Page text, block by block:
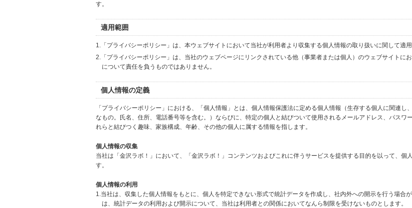
す。
適用範囲
1.「プライバシーポリシー」は、本ウェブサイトにおいて当社が利用者より収集する個人情報の取り扱いに関して適用
2.「プライバシーポリシー」は、当社のウェブページにリンクされている他（事業者または個人）のウェブサイトに
について責任を負うものではありません。
個人情報の定義
「プライバシーポリシー」における、「個人情報」とは、個人情報保護法に定める個人情報（生存する個人に関連し
なもの。氏名、住所、電話番号等を含む。）ならびに、特定の個人と結びついて使用されるメールアドレス、パスワ
れらと結びつく趣味、家族構成、年齢、その他の個人に属する情報を指します。
個人情報の収集
当社は「金沢ラボ！」において、「金沢ラボ！」コンテンツおよびこれに伴うサービスを提供する目的を以って、個
す。
個人情報の利用
1.当社は、収集した個人情報をもとに、個人を特定できない形式で統計データを作成し、社内外への開示を行う場合
は、統計データの利用および開示について、当社は利用者との関係においてなんら制限を受けないものとします。